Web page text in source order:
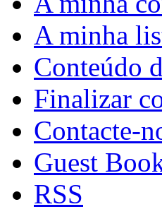
A minha
Conteúdo
Finalizar
Contacte-
Guest
RSS